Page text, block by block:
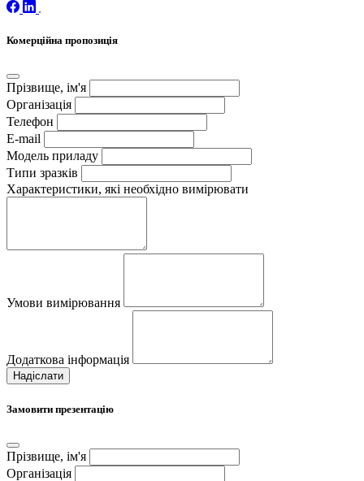
Комерційна пропозиція
Прізвище, ім'я
Організація
Телефон
E-mail
Модель приладу
Типи зразків
Характеристики, які необхідно вимірювати
Умови вимірювання
Додаткова інформація
Надіслати
Замовити презентацію
Прізвище, ім'я
Організація